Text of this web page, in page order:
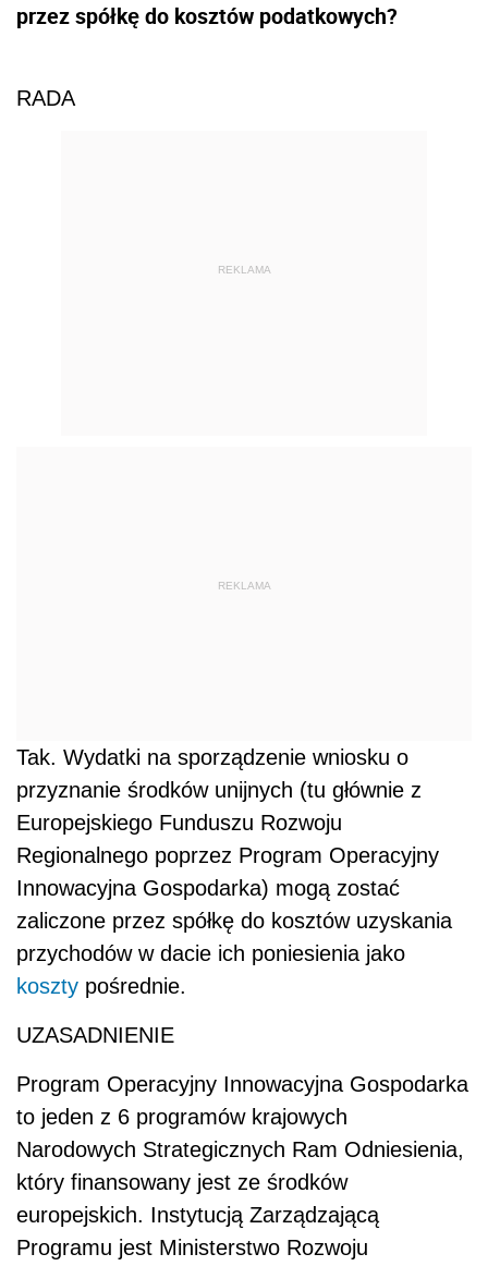
przez spółkę do kosztów podatkowych?
RADA
REKLAMA
REKLAMA
Tak. Wydatki na sporządzenie wniosku o
przyznanie środków unijnych (tu głównie z
Europejskiego Funduszu Rozwoju
Regionalnego poprzez Program Operacyjny
Innowacyjna Gospodarka) mogą zostać
zaliczone przez spółkę do kosztów uzyskania
przychodów w dacie ich poniesienia jako
koszty pośrednie.
UZASADNIENIE
Program Operacyjny Innowacyjna Gospodarka
to jeden z 6 programów krajowych
Narodowych Strategicznych Ram Odniesienia,
który finansowany jest ze środków
europejskich. Instytucją Zarządzającą
Programu jest Ministerstwo Rozwoju